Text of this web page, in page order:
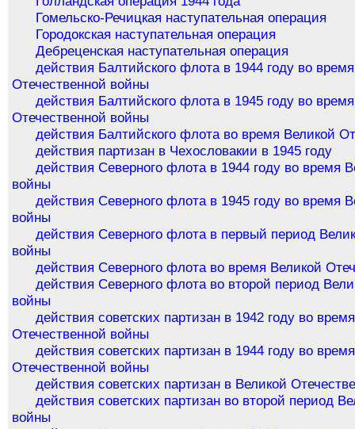
Гомельско-Речицкая наступательная операция
Городокская наступательная операция
Дебреценская наступательная операция
действия Балтийского флота в 1944 году во
Отечественной войны
действия Балтийского флота в 1945 году во
Отечественной войны
действия Балтийского флота во время Великой
действия партизан в Чехословакии в 1945 году
действия Северного флота в 1944 году во время
войны
действия Северного флота в 1945 году во время
войны
действия Северного флота в первый период
войны
действия Северного флота во время Великой
действия Северного флота во второй период
войны
действия советских партизан в 1942 году во
Отечественной войны
действия советских партизан в 1944 году во
Отечественной войны
действия советских партизан в Великой
действия советских партизан во второй период
войны